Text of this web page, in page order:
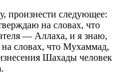
произнести следующее:
на словах, что
— Аллаха, и я знаю,
словах, что Мухаммад,
Шахады человек